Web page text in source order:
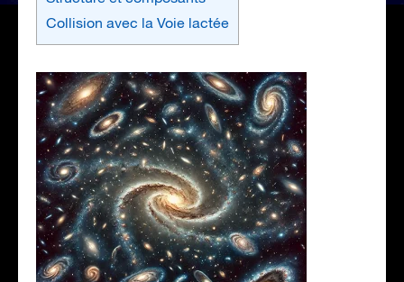
Collision avec la Voie lactée